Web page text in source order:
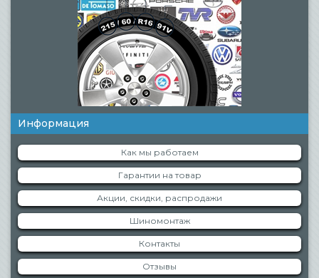
Информация
Как мы работаем
Гарантии на товар
Акции, скидки, распродажи
Шиномонтаж
Контакты
Отзывы